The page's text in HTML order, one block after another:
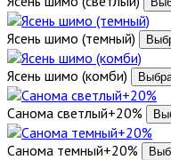
Ясень шимо (темный)
Ясень шимо (комби)
Санома светлый+20%
Санома темный+20%